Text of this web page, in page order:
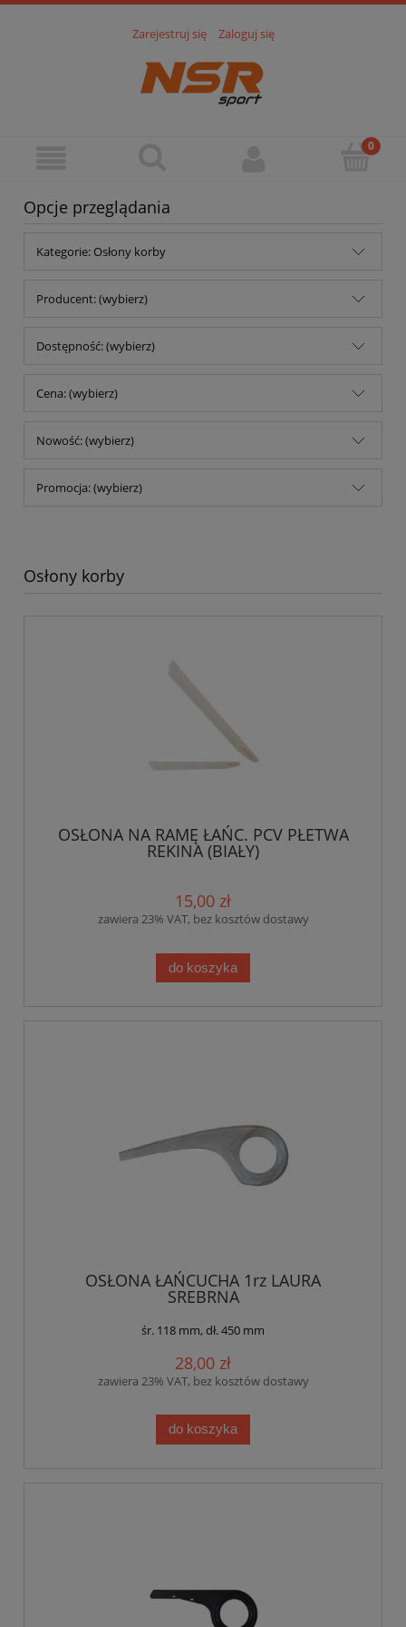
Zarejestruj się Zaloguj się
Opcje przeglądania
Kategorie: Osłony korby
Producent: (wybierz)
Dostępność: (wybierz)
Cena: (wybierz)
Nowość: (wybierz)
Promocja: (wybierz)
Osłony korby
OSŁONA NA RAMĘ ŁAŃC. PCV PŁETWA
REKINA (BIAŁY)
15,00 zł
zawiera 23% VAT, bez kosztów dostawy
do koszyka
OSŁONA ŁAŃCUCHA 1rz LAURA
SREBRNA
śr. 118 mm, dł. 450 mm
28,00 zł
zawiera 23% VAT, bez kosztów dostawy
do koszyka